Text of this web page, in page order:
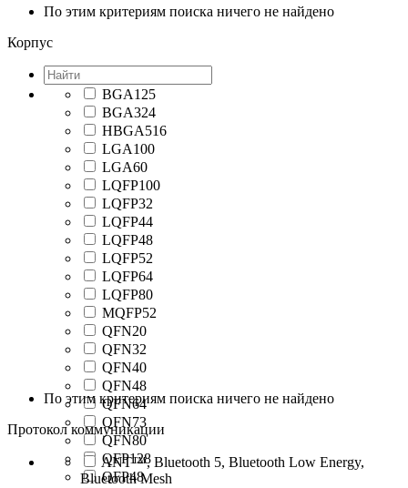
По этим критериям поиска ничего не найдено
Корпус
BGA125
BGA324
HBGA516
LGA100
LGA60
LQFP100
LQFP32
LQFP44
LQFP48
LQFP52
LQFP64
LQFP80
MQFP52
QFN20
QFN32
QFN40
QFN48
QFN64
QFN73
QFN80
QFP128
QFP48
По этим критериям поиска ничего не найдено
Протокол коммуникации
ANT™, Bluetooth 5, Bluetooth Low Energy,
Bluetooth Mesh